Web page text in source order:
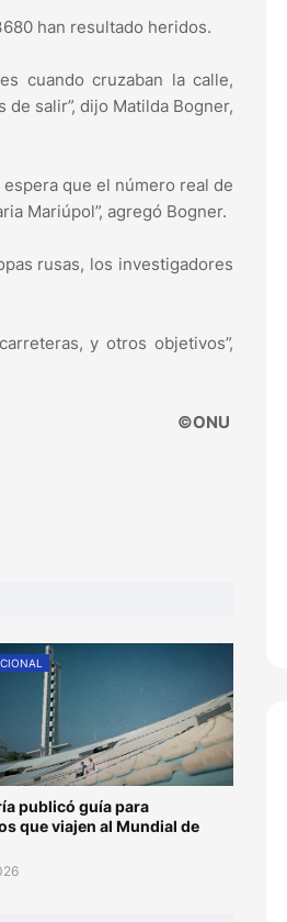
han resultado heridos.
cuando cruzaban la calle,
salir”, dijo Matilda Bogner,
que el número real de
Mariúpol”, agregó Bogner.
rusas, los investigadores
y otros objetivos”,
©ONU
publicó guía para
que viajen al Mundial de